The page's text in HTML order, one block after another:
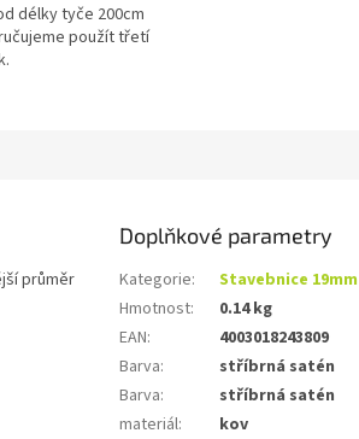
délky tyče 200cm
použít třetí
průměr
Doplňkové parametry
Kategorie:
Stavebnice
Hmotnost:
0.14 kg
EAN:
4003018243809
Barva:
stříbrná satén
Barva:
stříbrná satén
materiál:
kov